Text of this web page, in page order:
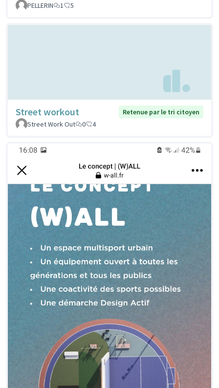
PELLERIN
1 5
Street workout
Retenue par le tri citoyen
Street Work Out
0 4